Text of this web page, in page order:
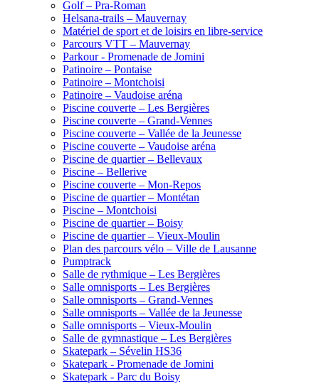
Golf – Pra-Roman
Helsana-trails – Mauvernay
Matériel de sport et de loisirs en libre-service
Parcours VTT – Mauvernay
Parkour - Promenade de Jomini
Patinoire – Pontaise
Patinoire – Montchoisi
Patinoire – Vaudoise aréna
Piscine couverte – Les Bergières
Piscine couverte – Grand-Vennes
Piscine couverte – Vallée de la Jeunesse
Piscine couverte – Vaudoise aréna
Piscine de quartier – Bellevaux
Piscine – Bellerive
Piscine couverte – Mon-Repos
Piscine de quartier – Montétan
Piscine – Montchoisi
Piscine de quartier – Boisy
Piscine de quartier – Vieux-Moulin
Plan des parcours vélo – Ville de Lausanne
Pumptrack
Salle de rythmique – Les Bergières
Salle omnisports – Les Bergières
Salle omnisports – Grand-Vennes
Salle omnisports – Vallée de la Jeunesse
Salle omnisports – Vieux-Moulin
Salle de gymnastique – Les Bergières
Skatepark – Sévelin HS36
Skatepark - Promenade de Jomini
Skatepark - Parc du Boisy